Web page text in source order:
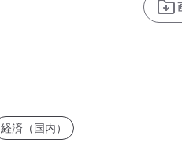
経済（国内）